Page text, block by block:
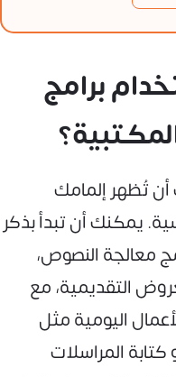
برامج
أن تُظهر إلمامك
يمكنك أن تبدأ بذكر
معالجة النصوص،
التقديمية، مع
اليومية مثل
كتابة المراسلات